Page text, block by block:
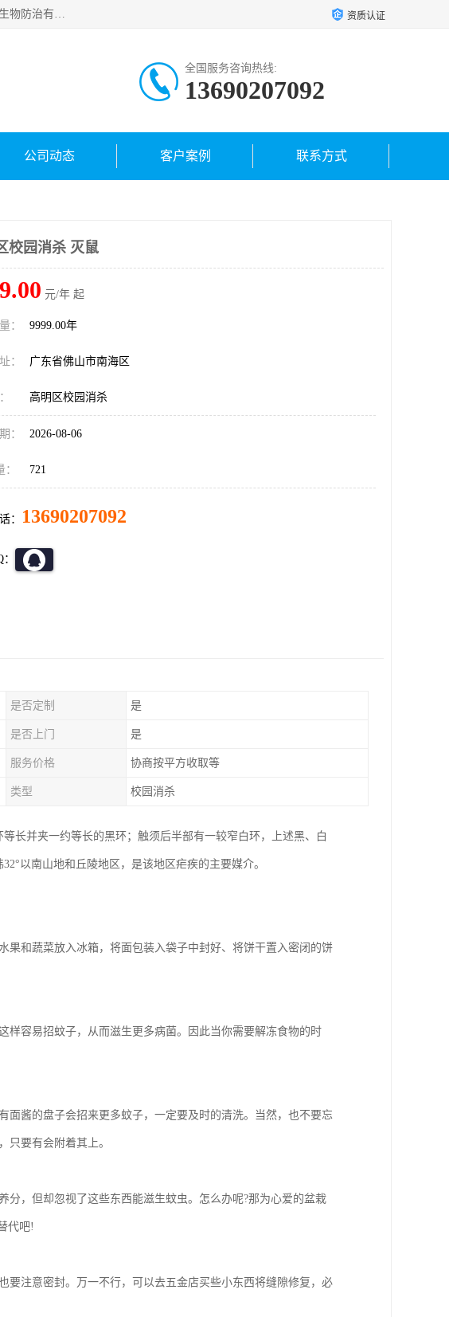
佛山白蚁防治公司,佛山白蚁防治哪家好,佛山杀虫公司,佛山除四害公司,佛山灭白蚁公司,佛山白蚁防治佛山儒创有害生物防治有限公司是一家佛山杀虫公司、佛山除四害公司、佛山灭白蚁公司、佛山白蚁防治公司，让您远离虫害困扰。要问佛山白蚁防治哪家好？佛山儒创有害生物防治有限公司全佛山、广州，正规公司，上门勘查，可靠，售后有保障。 资质认证
全国服务咨询热线:
13690207092
公司动态 客户案例 联系方式
校园消杀 灭鼠
9.00 元/年 起
： 9999.00年
： 广东省佛山市南海区
高明区校园消杀
： 2026-08-06
721
： 13690207092
是否定制 是
是否上门 是
服务价格 协商按平方收取等
类型 校园消杀
长并夹一约等长的黑环；触须后半部有一较窄白环，上述黑、白
以南山地和丘陵地区，是该地区疟疾的主要媒介。
果和蔬菜放入冰箱，将面包装入袋子中封好、将饼干置入密闭的饼
容易招蚊子，从而滋生更多病菌。因此当你需要解冻食物的时
酱的盘子会招来更多蚊子，一定要及时的清洗。当然，也不要忘
只要有会附着其上。
，但却忽视了这些东西能滋生蚊虫。怎么办呢?那为心爱的盆栽
代吧!
要注意密封。万一不行，可以去五金店买些小东西将缝隙修复，必